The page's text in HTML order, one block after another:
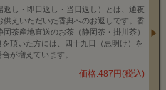
返し・即日返し・当日返し）とは、通夜
供えいただいた香典へのお返しです。香
茶産地直送のお茶（静岡茶・掛川茶）
頂いた方には、四十九日（忌明け）を
が増えています。
価格:487円(税込)